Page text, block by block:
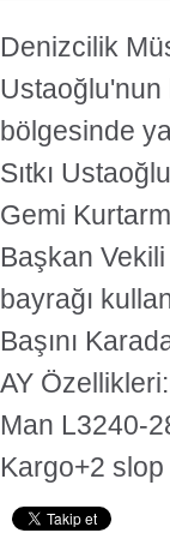
Denizcilik
Ustaoğlu'nun
bölgesinde
Sıtkı
Gemi
Başkan
bayrağı
Başını
AY
Man L3240-
Kargo+2 slop